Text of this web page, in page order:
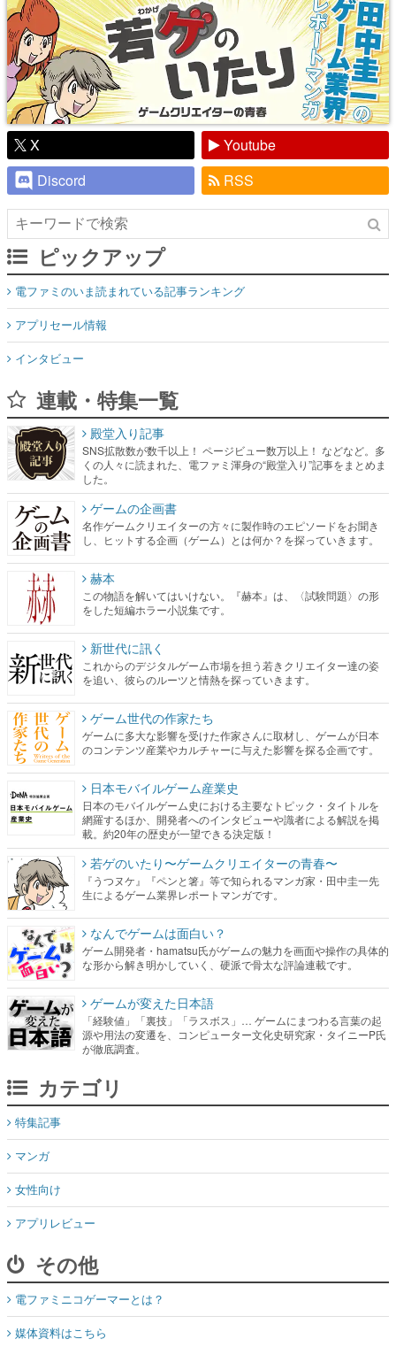
X
Youtube
Discord
RSS
ピックアップ
電ファミのいま読まれている記事ランキング
アプリセール情報
インタビュー
連載・特集一覧
殿堂入り記事
SNS拡散数が数千以上！ ページビュー数万以上！ などなど。多
くの人々に読まれた、電ファミ渾身の“殿堂入り”記事をまとめま
した。
ゲームの企画書
名作ゲームクリエイターの方々に製作時のエピソードをお聞き
し、ヒットする企画（ゲーム）とは何か？を探っていきます。
赫本
この物語を解いてはいけない。『赫本』は、〈試験問題〉の形
をした短編ホラー小説集です。
新世代に訊く
これからのデジタルゲーム市場を担う若きクリエイター達の姿
を追い、彼らのルーツと情熱を探っていきます。
ゲーム世代の作家たち
ゲームに多大な影響を受けた作家さんに取材し、ゲームが日本
のコンテンツ産業やカルチャーに与えた影響を探る企画です。
日本モバイルゲーム産業史
日本のモバイルゲーム史における主要なトピック・タイトルを
網羅するほか、開発者へのインタビューや識者による解説を掲
載。約20年の歴史が一望できる決定版！
若ゲのいたり〜ゲームクリエイターの青春〜
『うつヌケ』『ペンと箸』等で知られるマンガ家・田中圭一先
生によるゲーム業界レポートマンガです。
なんでゲームは面白い？
ゲーム開発者・hamatsu氏がゲームの魅力を画面や操作の具体的
な形から解き明かしていく、硬派で骨太な評論連載です。
ゲームが変えた日本語
「経験値」「裏技」「ラスボス」… ゲームにまつわる言葉の起
源や用法の変遷を、コンピューター文化史研究家・タイニーP氏
が徹底調査。
カテゴリ
特集記事
マンガ
女性向け
アプリレビュー
その他
電ファミニコゲーマーとは？
媒体資料はこちら